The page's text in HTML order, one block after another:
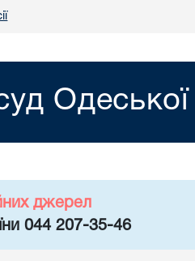
Одеської
джерел
044 207-35-46